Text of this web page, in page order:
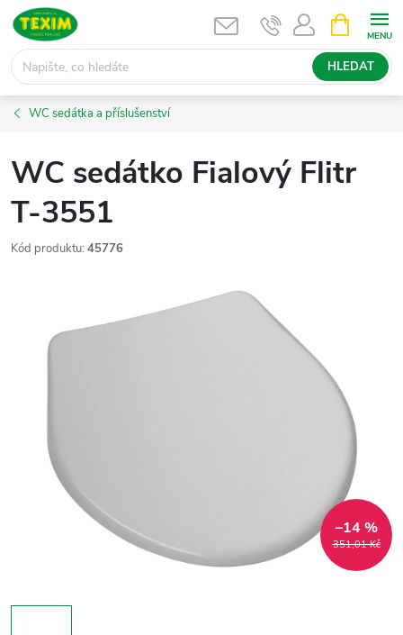
Přejít
obsah
HLEDAT
NÁKUPNÍ
KOŠÍK
WC sedátka a příslušenství
WC sedátko Fialový Flitr
T-3551
Kód produktu: 45776
351,01 Kč
–14 %